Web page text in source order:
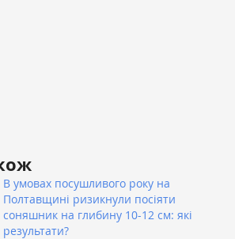
В умовах посушливого року на
Полтавщині ризикнули посіяти
соняшник на глибину 10-12 см: які
результати?